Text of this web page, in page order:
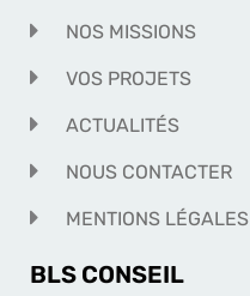
NOS MISSIONS
VOS PROJETS
ACTUALITÉS
NOUS CONTACTER
MENTIONS LÉGALES
BLS CONSEIL